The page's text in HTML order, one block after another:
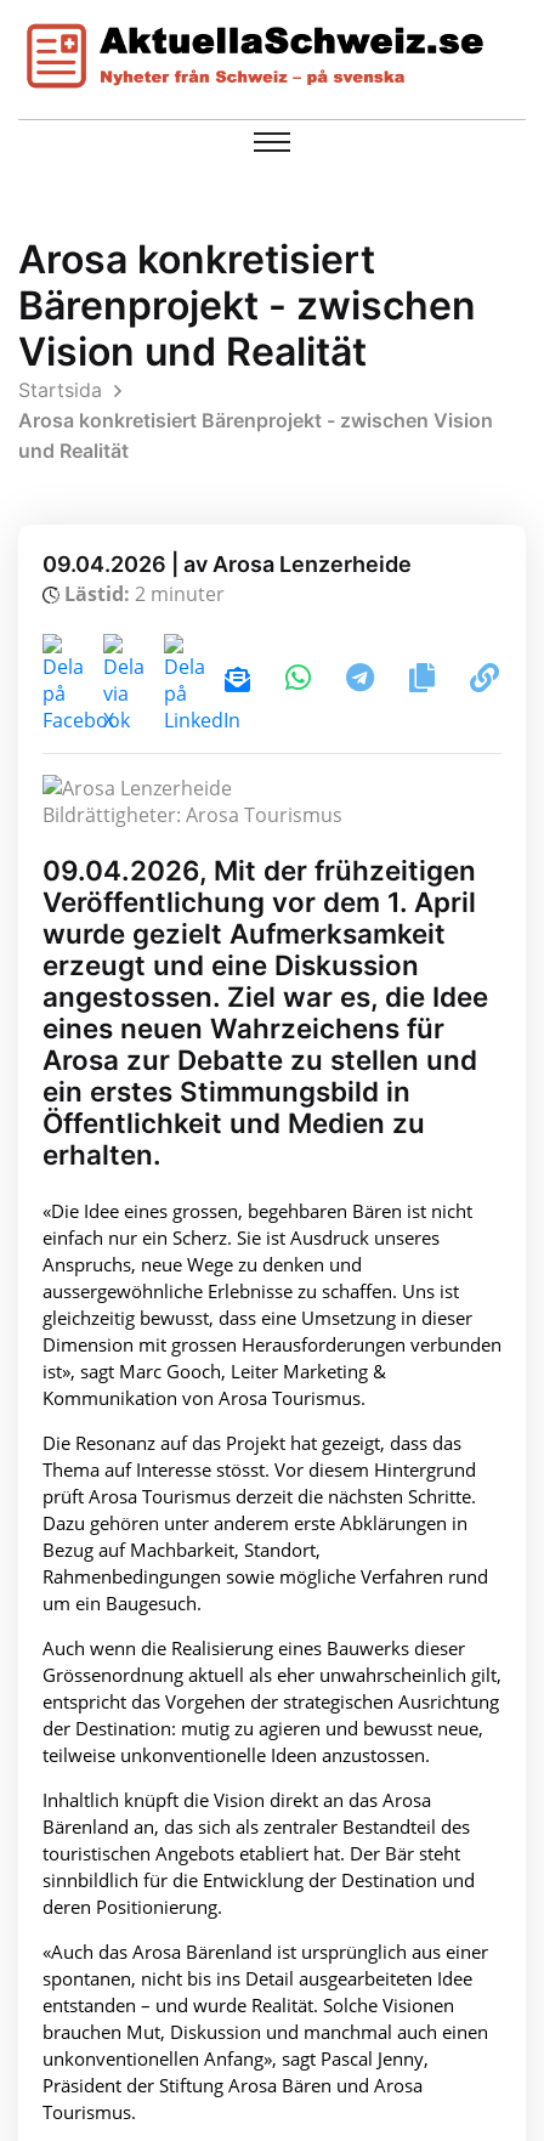
Arosa konkretisiert
Bärenprojekt - zwischen
Vision und Realität
Startsida
Arosa konkretisiert Bärenprojekt - zwischen Vision
und Realität
09.04.2026 | av Arosa Lenzerheide
Lästid: 2 minuter
Bildrättigheter: Arosa Tourismus
09.04.2026, Mit der frühzeitigen
Veröffentlichung vor dem 1. April
wurde gezielt Aufmerksamkeit
erzeugt und eine Diskussion
angestossen. Ziel war es, die Idee
eines neuen Wahrzeichens für
Arosa zur Debatte zu stellen und
ein erstes Stimmungsbild in
Öffentlichkeit und Medien zu
erhalten.
«Die Idee eines grossen, begehbaren Bären ist nicht
einfach nur ein Scherz. Sie ist Ausdruck unseres
Anspruchs, neue Wege zu denken und
aussergewöhnliche Erlebnisse zu schaffen. Uns ist
gleichzeitig bewusst, dass eine Umsetzung in dieser
Dimension mit grossen Herausforderungen verbunden
ist», sagt Marc Gooch, Leiter Marketing &
Kommunikation von Arosa Tourismus.
Die Resonanz auf das Projekt hat gezeigt, dass das
Thema auf Interesse stösst. Vor diesem Hintergrund
prüft Arosa Tourismus derzeit die nächsten Schritte.
Dazu gehören unter anderem erste Abklärungen in
Bezug auf Machbarkeit, Standort,
Rahmenbedingungen sowie mögliche Verfahren rund
um ein Baugesuch.
Auch wenn die Realisierung eines Bauwerks dieser
Grössenordnung aktuell als eher unwahrscheinlich gilt,
entspricht das Vorgehen der strategischen Ausrichtung
der Destination: mutig zu agieren und bewusst neue,
teilweise unkonventionelle Ideen anzustossen.
Inhaltlich knüpft die Vision direkt an das Arosa
Bärenland an, das sich als zentraler Bestandteil des
touristischen Angebots etabliert hat. Der Bär steht
sinnbildlich für die Entwicklung der Destination und
deren Positionierung.
«Auch das Arosa Bärenland ist ursprünglich aus einer
spontanen, nicht bis ins Detail ausgearbeiteten Idee
entstanden – und wurde Realität. Solche Visionen
brauchen Mut, Diskussion und manchmal auch einen
unkonventionellen Anfang», sagt Pascal Jenny,
Präsident der Stiftung Arosa Bären und Arosa
Tourismus.